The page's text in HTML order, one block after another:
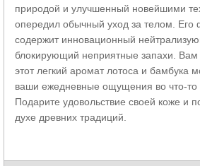
природой и улучшенный новейшими
опередил обычный уход за телом. Его
содержит инновационный
блокирующий неприятные запахи. Вам
этот легкий аромат лотоса и бамбука
ваши ежедневные ощущения во что-то
Подарите удовольствие своей коже и
духе древних традиций.